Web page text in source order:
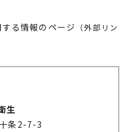
る情報のページ （外部リン
生
条2-7-3